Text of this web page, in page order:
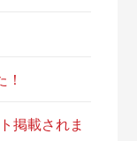
掲載されま